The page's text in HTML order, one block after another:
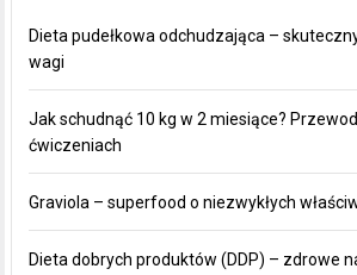
Dieta pudełkowa odchudzająca –
wagi
Jak schudnąć 10 kg w 2 miesiące?
ćwiczeniach
Graviola – superfood o niezwykłych
Dieta dobrych produktów (DDP) – zdrowe